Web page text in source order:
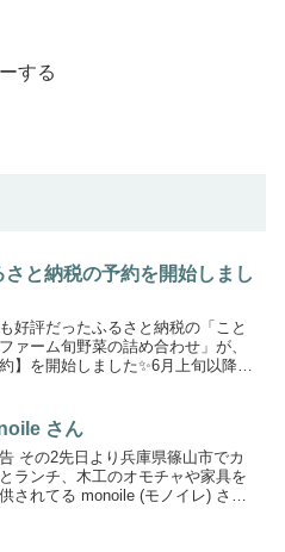
する
さと納税の予約を開始しまし
好評だったふるさと納税の「こと
ァーム旬野菜の詰め合わせ」が、
約】を開始しました✨️6月上旬以降、
お願い「ことのはファーム旬野菜
め合わせ」...
さん
その2先日より兵庫県篠山市でカ
ランチ、木工のオモチャや家具を
されてる monoile (モノイレ) さん